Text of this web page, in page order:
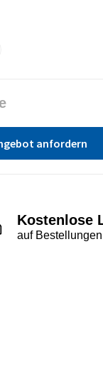
anfordern
Kostenlose
auf